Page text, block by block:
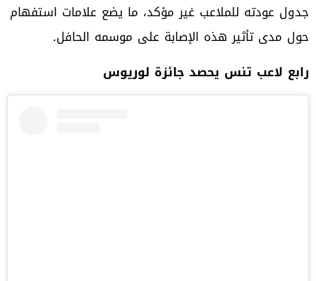
جدول عودته للملاعب غير مؤكد، ما يضع علامات استفهام
حول مدى تأثير هذه الإصابة على موسمه الحافل.
رابع لاعب تنس يحصد جائزة لوريوس